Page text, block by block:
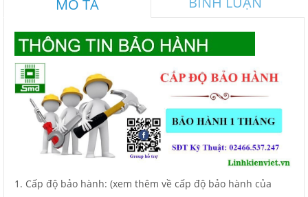
MÔ TẢ
1. Cấp độ bảo hành: (xem thêm về cấp độ bảo hành của